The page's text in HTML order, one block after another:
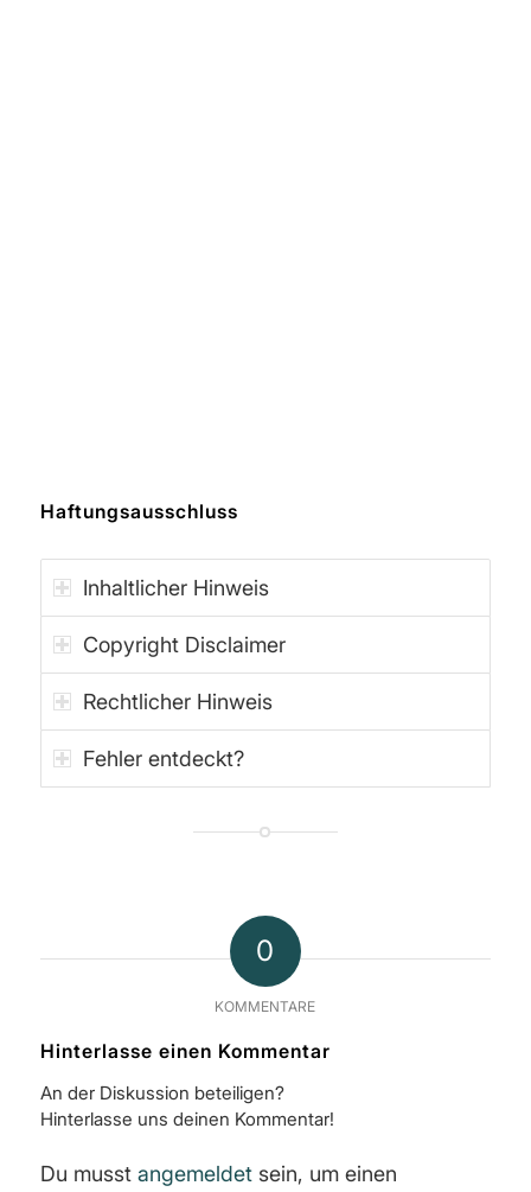
Haftungsausschluss
Inhaltlicher Hinweis
Copyright Disclaimer
Rechtlicher Hinweis
Fehler entdeckt?
0
KOMMENTARE
Hinterlasse einen Kommentar
An der Diskussion beteiligen?
Hinterlasse uns deinen Kommentar!
Du musst angemeldetsein, um einen